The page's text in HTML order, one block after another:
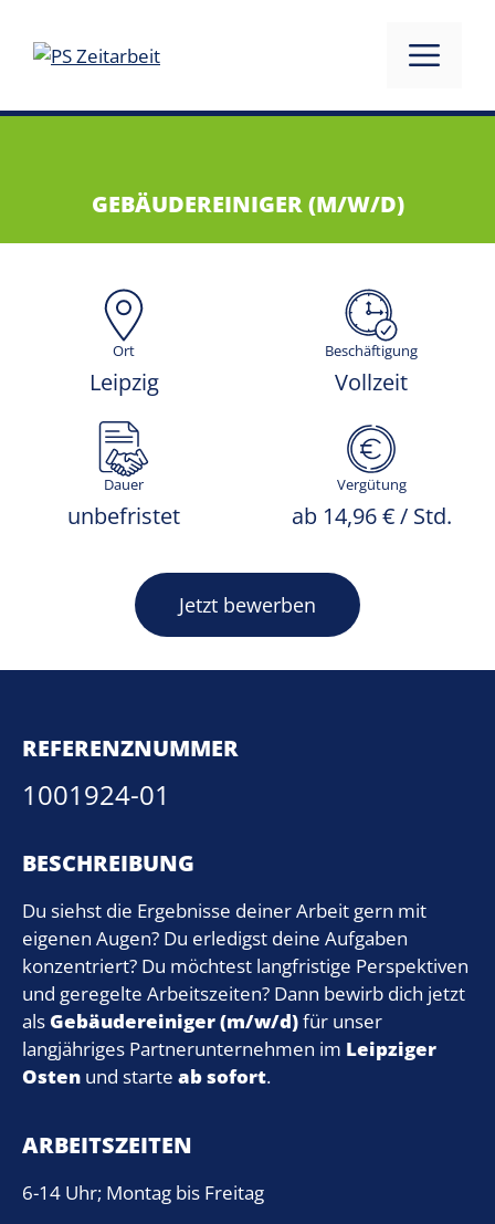
GEBÄUDEREINIGER (M/W/D)
Ort
Leipzig
Beschäftigung
Vollzeit
Dauer
unbefristet
Vergütung
ab 14,96 € / Std.
Jetzt bewerben
REFERENZNUMMER
1001924-01
BESCHREIBUNG
Du siehst die Ergebnisse deiner Arbeit gern mit
eigenen Augen? Du erledigst deine Aufgaben
konzentriert? Du möchtest langfristige Perspektiven
und geregelte Arbeitszeiten? Dann bewirb dich jetzt
als Gebäudereiniger (m/w/d)für unser
langjähriges Partnerunternehmen im Leipziger
Osten und starte ab sofort.
ARBEITSZEITEN
6-14 Uhr; Montag bis Freitag